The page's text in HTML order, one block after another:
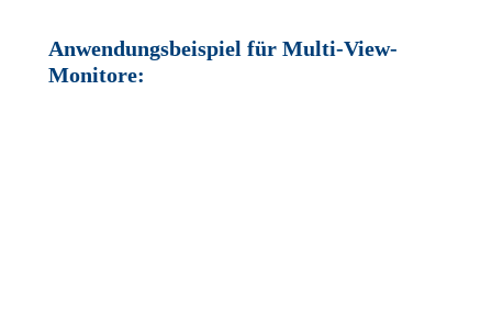
Anwendungsbeispiel für Multi-View-
Monitore: